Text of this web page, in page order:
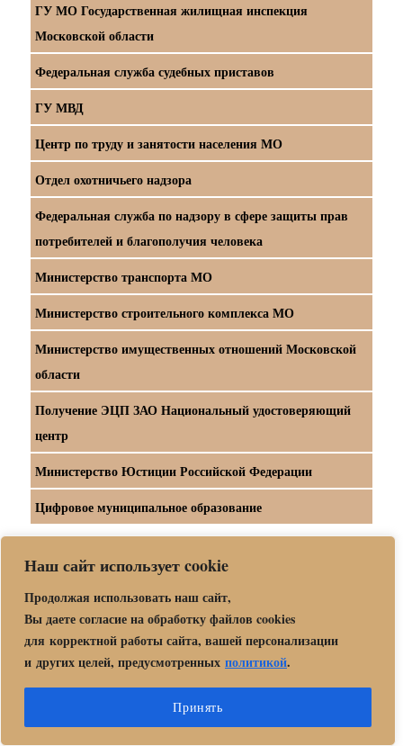
Наш сайт использует cookie
Продолжая использовать наш сайт,
Вы даете согласие на обработку файлов cookies
для корректной работы сайта, вашей персонализации
и других целей, предусмотренных политикой.
Принять
ГУ МО Государственная жилищная инспекция
Московской области
Федеральная служба судебных приставов
ГУ МВД
Центр по труду и занятости населения МО
Отдел охотничьего надзора
Федеральная служба по надзору в сфере защиты прав
потребителей и благополучия человека
Министерство транспорта МО
Министерство строительного комплекса МО
Министерство имущественных отношений Московской
области
Получение ЭЦП ЗАО Национальный удостоверяющий
центр
Министерство Юстиции Российской Федерации
Цифровое муниципальное образование
Официальный интернет-портал правовой
информации
Главная раскрыть